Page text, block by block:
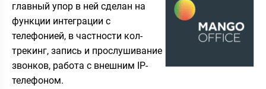
главный упор в ней сделан на
функции интеграции с
телефонией, в частности кол-
трекинг, запись и прослушивание
звонков, работа с внешним IP-
телефоном.